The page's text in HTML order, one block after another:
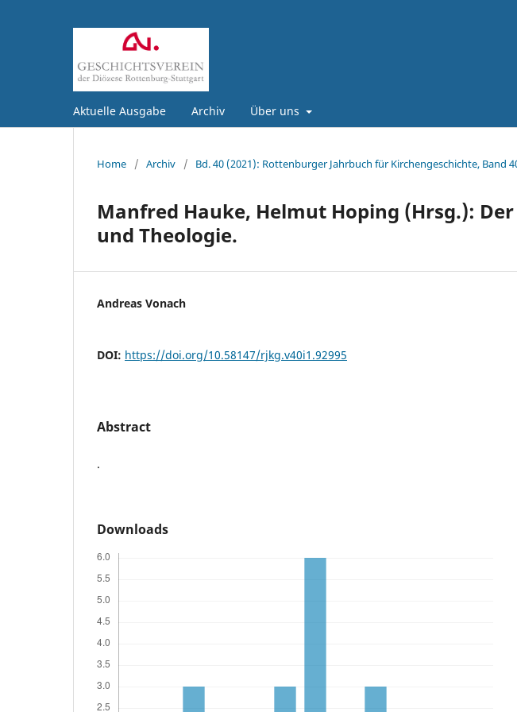
Aktuelle Ausgabe Archiv Über uns
Home / Archiv / Bd. 40 (2021): Rottenburger Jahrbuch für Kirchengeschichte, Band
Manfred Hauke, Helmut Hoping (Hrsg.):
und Theologie.
Andreas Vonach
DOI: https://doi.org/10.58147/rjkg.v40i1.92995
Abstract
.
Downloads